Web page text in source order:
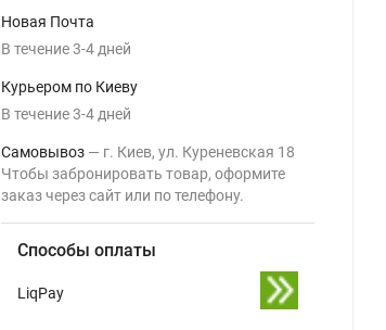
Новая Почта
В течение3-4 дней
Курьером по Киеву
В течение3-4 дней
Самовывоз
г. Киев, ул. Куреневская 18
Чтобы забронировать товар, оформите
заказ через сайт или по телефону.
Способы оплаты
LiqPay